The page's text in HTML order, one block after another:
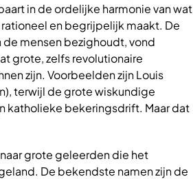
in de ordelijke harmonie van wat
en begrijpelijk maakt. De
mensen bezighoudt, vond
grote, zelfs revolutionaire
zijn. Voorbeelden zijn Louis
terwijl de grote wiskundige
katholieke bekeringsdrift. Maar dat
grote geleerden die het
De bekendste namen zijn de